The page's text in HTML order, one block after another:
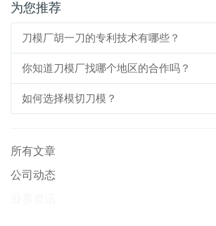
为您推荐
刀模厂胡一刀的专利技术有哪些？
你知道刀模厂找哪个地区的合作吗？
如何选择模切刀模？
所有文章
公司动态